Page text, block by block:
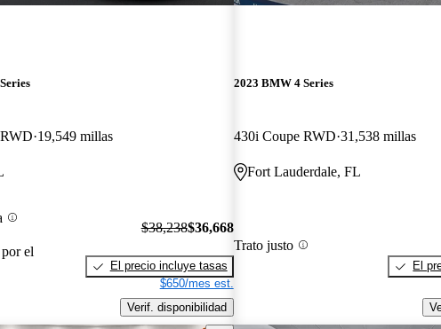
19,549 millas
el
$38,238$36,668
El precio incluye tasas
$650/mes est.
Verif. disponibilidad
2023 BMW 4 Series
430i Coupe RWD 31,538 millas
Fort Lauderdale, FL
Trato justo
El